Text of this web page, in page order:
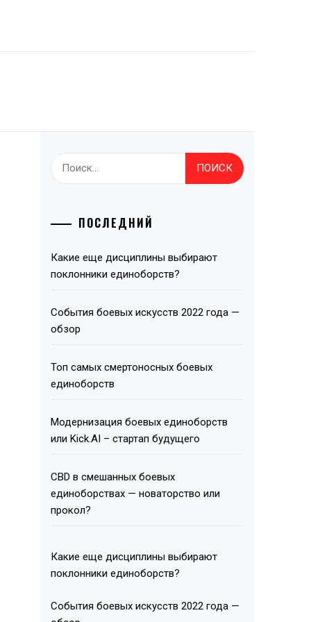
ПОСЛЕДНИЙ
Какие еще дисциплины выбирают
поклонники единоборств?
События боевых искусств 2022 года —
обзор
Топ самых смертоносных боевых
единоборств
Модернизация боевых единоборств
или Kick.AI – стартап будущего
СВD в смешанных боевых
единоборствах — новаторство или
прокол?
Какие еще дисциплины выбирают
поклонники единоборств?
События боевых искусств 2022 года —